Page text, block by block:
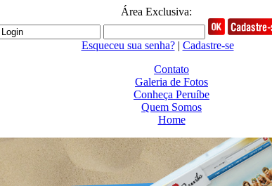
Área Exclusiva:
Esqueceu sua senha? | Cadastre-se
Contato
Galeria de Fotos
Conheça Peruíbe
Quem Somos
Home